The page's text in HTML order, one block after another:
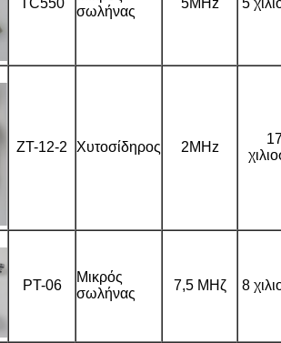
TC550
σωλήνας
5MHz 5
ZT-12-2 Χυτοσίδηρος 2MHz
PT-06
Μικρός
σωλήνας
7,5 ΜΗζ 8